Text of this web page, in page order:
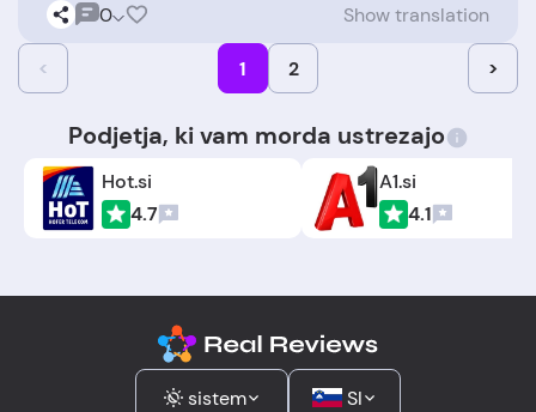
0 Show translation
< 1 2 >
Podjetja, ki vam morda ustrezajo
Hot.si
4.7
A1.si
4.1
sistem SI